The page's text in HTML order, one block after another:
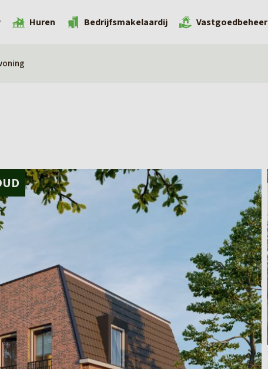
Huren Bedrijfsmakelaardij Vastgoedbeheer